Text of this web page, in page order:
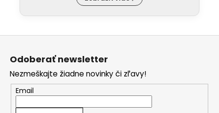
našej nálepky zvládne každý. Ku každej
sprievodcu na našomYouTube.
nálepky sú pripravené na náročné
vonkajšie podmienky. Používame
prémiové fólie, ktoré si dlhodobo
zachovávajú svoju kvalitu aj pri
pravidelnej údržbe či návšteve
umyvárky.
Z
Odoberať newsletter
Nezmeškajte žiadne novinky či zľavy!
Email